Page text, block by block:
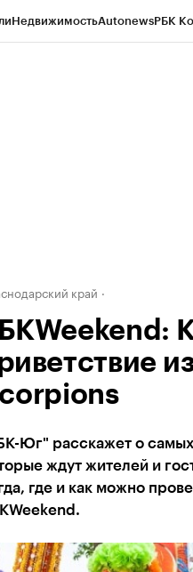
НедвижимостьAutonewsРБК
край
Юг" расскажет о
ждут жителей и
где и как можно